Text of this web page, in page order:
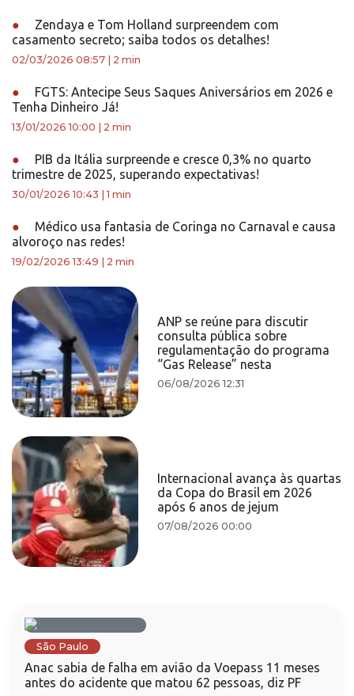
●
Zendaya e Tom Holland surpreendem com
casamento secreto; saiba todos os detalhes!
02/03/2026 08:57 2 min
●
FGTS: Antecipe Seus Saques Aniversários em 2026 e
Tenha Dinheiro Já!
13/01/2026 10:00 2 min
●
PIB da Itália surpreende e cresce 0,3% no quarto
trimestre de 2025, superando expectativas!
30/01/2026 10:43 |1 min
●
Médico usa fantasia de Coringa no Carnaval e causa
alvoroço nas redes!
19/02/2026 13:49 2 min
ANP se reúne para discutir
consulta pública sobre
regulamentação do programa
“Gas Release” nesta
06/08/2026 12:31
Internacional avança às quartas
da Copa do Brasil em 2026
após 6 anos de jejum
07/08/2026 00:00
São Paulo
Anac sabia de falha em avião da Voepass 11 meses
antes do acidente que matou 62 pessoas, diz PF